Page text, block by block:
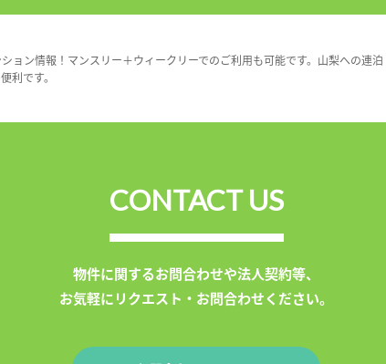
ョン情報！マンスリー＋ウィークリーでのご利用も可能です。山梨への連
利です。
CONTACT US
物件に関するお問合わせや法人契約等、
お気軽にリクエスト・お問合わせください。